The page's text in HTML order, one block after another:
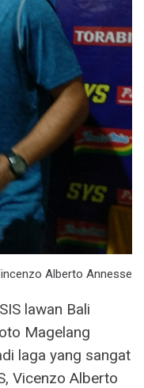
Alberto Annesse
lawan Bali
Magelang
laga yang sangat
Vicenzo Alberto